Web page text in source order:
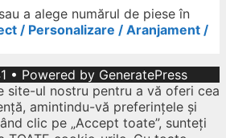
a alege numărul de piese în
/ Personalizare / Aranjament /
• Powered by GeneratePress
site-ul nostru pentru a vă oferi cea
amintindu-vă preferințele și
clic pe „Accept toate”, sunteți